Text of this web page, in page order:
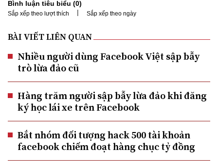
Bình luận tiêu biểu (0)
Sắp xếp theo lượt thích | Sắp xếp theo ngày
BÀI VIẾT LIÊN QUAN
Nhiều người dùng Facebook Việt sập bẫy
trò lừa đảo cũ
Hàng trăm người sập bẫy lừa đảo khi đăng
ký học lái xe trên Facebook
Bắt nhóm đối tượng hack 500 tài khoản
facebook chiếm đoạt hàng chục tỷ đồng